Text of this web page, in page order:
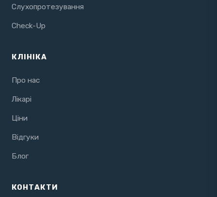
Слухопротезування
Check-Up
КЛІНІКА
Про нас
Лікарі
Ціни
Відгуки
Блог
КОНТАКТИ